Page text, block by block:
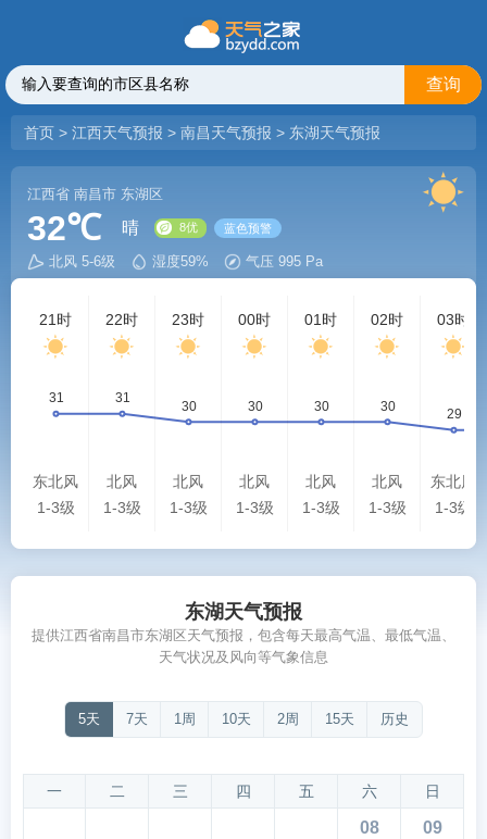
查询
首页 > 江西天气预报 > 南昌天气预报 > 东湖天气预报
江西省 南昌市 东湖区
32℃ 晴
北风 5-6级 湿度59% 气压 995 Pa
21时
东北风
1-3级
22时
北风
1-3级
23时
北风
1-3级
00时
北风
1-3级
01时
北风
1-3级
02时
北风
1-3级
03时
东北风
1-3级
东湖天气预报
提供江西省南昌市东湖区天气预报，包含每天最高气温、最低气温、
天气状况及风向等气象信息
5天 7天 1周 10天 2周 15天 历史
一 二 三 四 五 六 日
08 09